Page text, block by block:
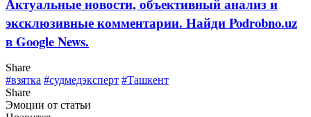
эксклюзивные комментарии. Найди Podrobno.uz
в Google News.
Share
#взятка #судмедэксперт #Ташкент
Share
Эмоции от статьи